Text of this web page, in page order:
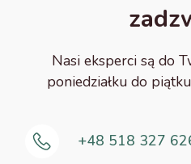
Nasi eksperci są do
poniedziałku do
+48 518 327